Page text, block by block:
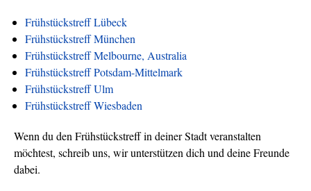
Frühstückstreff Lübeck
Frühstückstreff München
Frühstückstreff Melbourne, Australia
Frühstückstreff Potsdam-Mittelmark
Frühstückstreff Ulm
Frühstückstreff Wiesbaden
Wenn du den Frühstückstreff in deiner Stadt veranstalten
möchtest, schreib uns, wir unterstützen dich und deine Freunde
dabei.